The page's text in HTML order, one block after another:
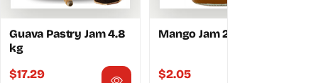
Guava Pastry Jam 4.8
kg
$17.29
Mango Jam 290g
$2.05